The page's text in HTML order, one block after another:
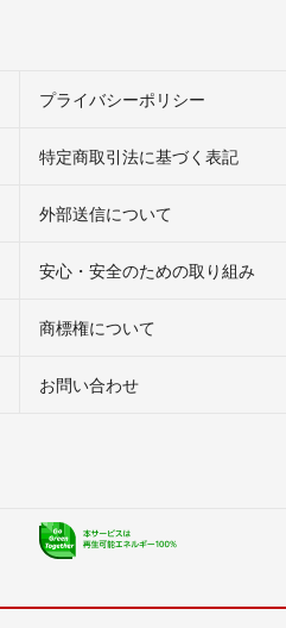
プライバシーポリシー
特定商取引法に基づく表記
外部送信について
安心・安全のための取り組み
商標権について
お問い合わせ